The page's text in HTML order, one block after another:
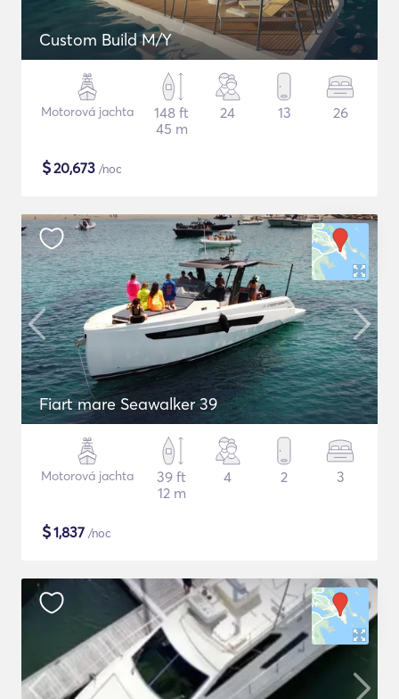
Custom Build M/Y
Motorová jachta
148 ft
45 m
24 13 26
$20,673 /noc
Fiart mare Seawalker 39
Motorová jachta
39 ft
12 m
4 2 3
$1,837 /noc